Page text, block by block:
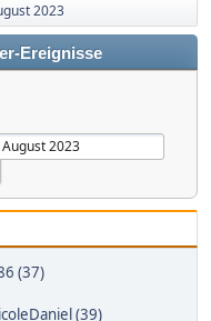
2023
Ereignisse
(37)
(39)